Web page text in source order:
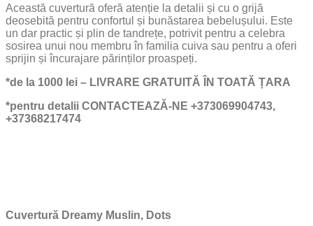
Această cuvertură oferă atenție la detalii și cu o grijă
deosebită pentru confortul și bunăstarea bebelușului. Este
un dar practic și plin de tandrețe, potrivit pentru a celebra
sosirea unui nou membru în familia cuiva sau pentru a oferi
sprijin și încurajare părinților proaspeți.
*de la 1000 lei – LIVRARE GRATUITĂ ÎN TOATĂ ȚARA
*pentru detalii CONTACTEAZĂ-NE +373069904743,
+37368217474
Cuvertură Dreamy Muslin, Dots